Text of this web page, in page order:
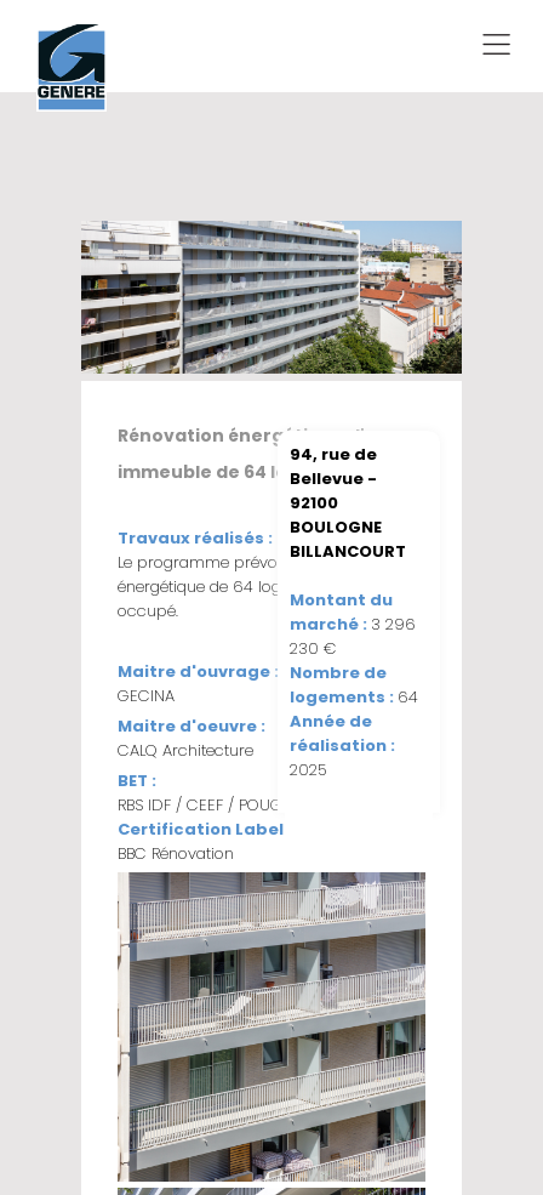
Rénovation énergétique d'un
immeuble de 64 logements
Travaux réalisés :
Le programme prévoyait la rénovation
énergétique de 64 logements en site
occupé.
Maitre d'ouvrage :
GECINA
Maitre d'oeuvre :
CALQ Architecture
BET :
RBS IDF / CEEF / POUGET
Certification Label :
BBC Rénovation
94, rue de
Bellevue -
92100
BOULOGNE
BILLANCOURT
Montant du
marché : 3 296
230 €
Nombre de
logements : 64
Année de
réalisation :
2025